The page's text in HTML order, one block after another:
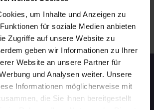
um Inhalte und Anzeigen zu
für soziale Medien anbieten
Zugriffe auf unsere Website zu
geben wir Informationen zu Ihrer
Website an unsere Partner für
und Analysen weiter. Unsere
Informationen möglicherweise mit
die Sie ihnen bereitgestellt
EVENTS IN KÖLN .
Events